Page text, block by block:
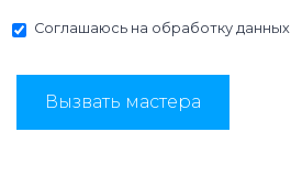
Соглашаюсь на обработку данных
Вызвать мастера